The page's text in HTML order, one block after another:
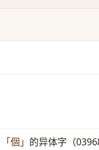
「個」 的异体字（